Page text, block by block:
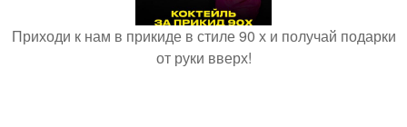
Приходи к нам в прикиде в стиле 90 х и получай подарки
от руки вверх!